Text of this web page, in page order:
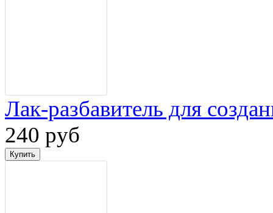
Лак-разбавитель для
240 руб